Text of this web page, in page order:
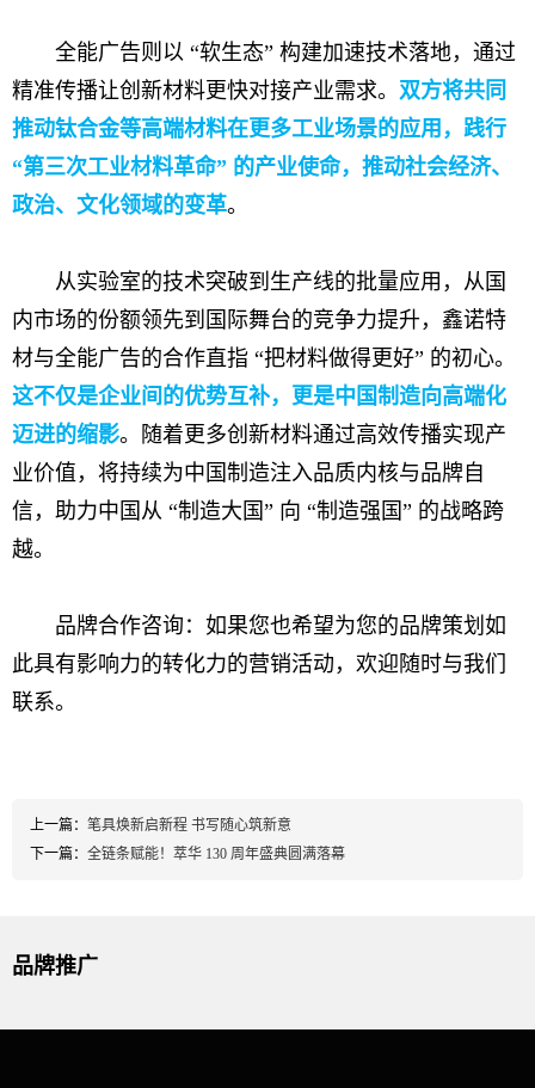
全能广告则以 “软生态” 构建加速技术落地，通过
精准传播让创新材料更快对接产业需求。 双方将共同
推动钛合金等高端材料在更多工业场景的应用，践行
“第三次工业材料革命” 的产业使命，推动社会经济、
政治、文化领域的变革。
从实验室的技术突破到生产线的批量应用，从国
内市场的份额领先到国际舞台的竞争力提升，鑫诺特
材与全能广告的合作直指 “把材料做得更好” 的初心。
这不仅是企业间的优势互补，更是中国制造向高端化
迈进的缩影。随着更多创新材料通过高效传播实现产
业价值，将持续为中国制造注入品质内核与品牌自
信，助力中国从 “制造大国” 向 “制造强国” 的战略跨
越。
品牌合作咨询：如果您也希望为您的品牌策划如
此具有影响力的转化力的营销活动，欢迎随时与我们
联系。
上一篇： 笔具焕新启新程 书写随心筑新意
下一篇： 全链条赋能！萃华 130 周年盛典圆满落幕
品牌推广